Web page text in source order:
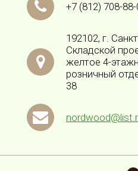
+7 (812) 708-
192102, г.
Складской
желтое 4-
розничный
38